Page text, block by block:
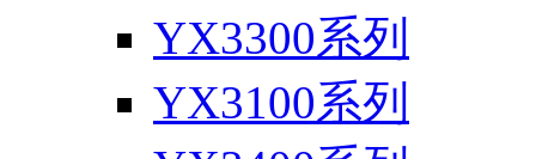
YX3300系列
YX3100系列